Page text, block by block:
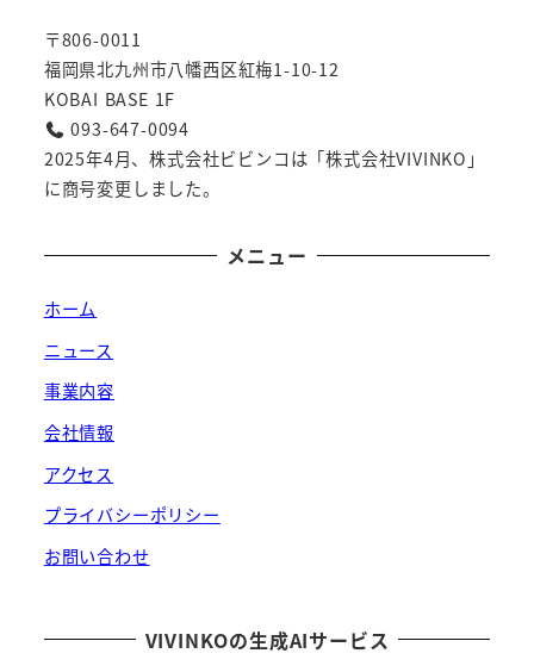
〒806-0011
福岡県北九州市八幡西区紅梅1-10-12
KOBAI BASE 1F
093-647-0094
2025年4月、株式会社ビビンコは「株式会社VIVINKO」
に商号変更しました。
メニュー
ホーム
ニュース
事業内容
会社情報
アクセス
プライバシーポリシー
お問い合わせ
VIVINKOの生成AIサービス